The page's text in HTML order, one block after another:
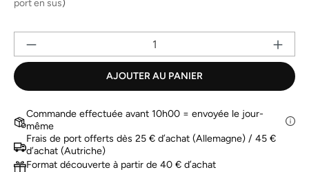
port en sus)
AJOUTER AU PANIER
Commande effectuée avant 10h00 = envoyée le jour-
même
Frais de port offerts dès 25 € d’achat (Allemagne) / 45 €
d’achat (Autriche)
Format découverte à partir de 40 € d’achat